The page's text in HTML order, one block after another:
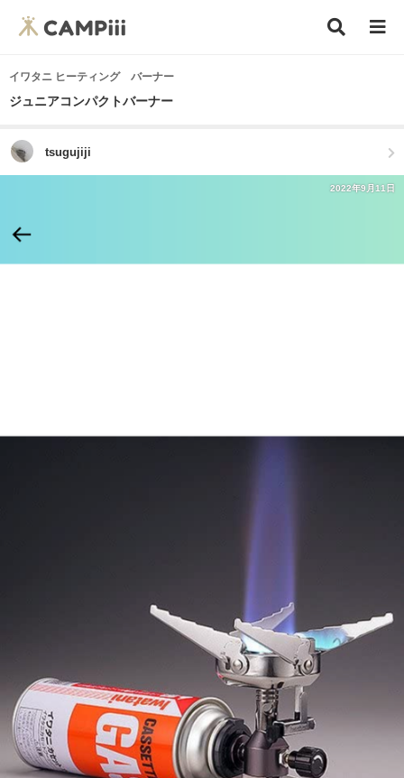
イワタニ ヒーティング バーナー
ジュニアコンパクトバーナー
tsugujiji
2022年9月11日